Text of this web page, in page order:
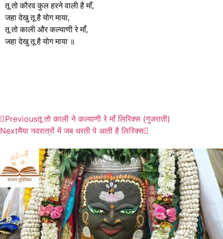
तू तो कौरव कुल हरने वाली है माँ,
जहा देखु तू है योग माया,
तू तो काली और कल्याणी रे माँ,
जहा देखु तू है योग माया ॥
Previousतू तो काली ने कल्याणी रे माँ लिरिक्स (गुजराती)
Nextमैया नवरात्रों में जब धरती पे आती है लिरिक्स